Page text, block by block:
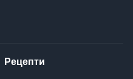
Рецепти